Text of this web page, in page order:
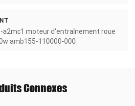
a2mc1 moteur d'entraînement roue
amb155-110000-000
Connexes